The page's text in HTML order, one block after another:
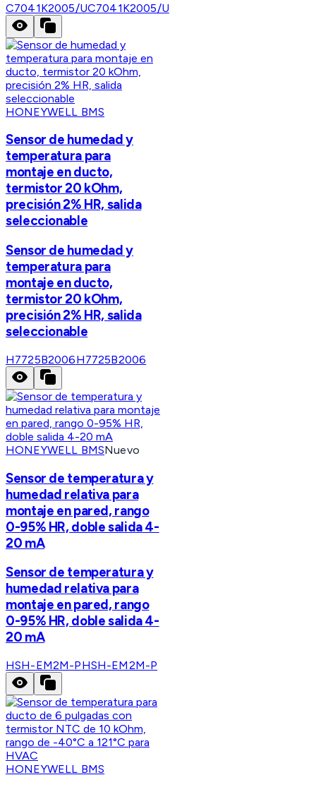
C7041K2005/UC7041K2005/U
HONEYWELL BMS
Sensor de humedad y
temperatura para
montaje en ducto,
termistor 20 kOhm,
precisión 2% HR, salida
seleccionable
Sensor de humedad y
temperatura para
montaje en ducto,
termistor 20 kOhm,
precisión 2% HR, salida
seleccionable
H7725B2006H7725B2006
HONEYWELL BMSNuevo
Sensor de temperatura y
humedad relativa para
montaje en pared, rango
0-95% HR, doble salida 4-
20 mA
Sensor de temperatura y
humedad relativa para
montaje en pared, rango
0-95% HR, doble salida 4-
20 mA
HSH-EM2M-PHSH-EM2M-P
HONEYWELL BMS